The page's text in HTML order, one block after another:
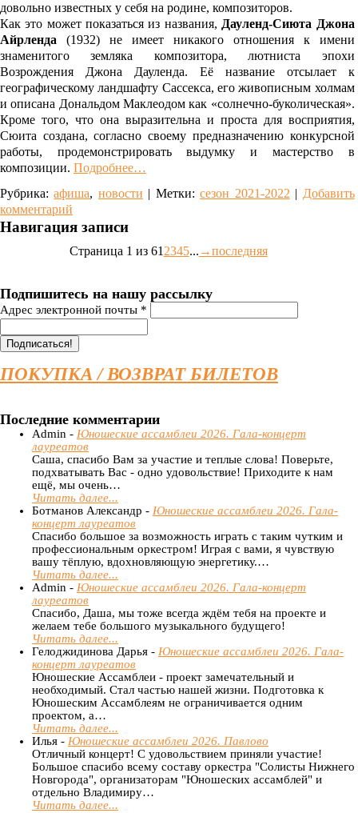
довольно известных у себя на родине, композиторов.
Как это может показаться из названия,Дауленд-Сиюта Джона
Айрленда (1932) не имеет никакого отношения к имени
знаменитого земляка композитора, лютниста эпохи
Возрождения Джона Дауленда. Её название отсылает к
географическому ландшафту Сассекса, его живописным холмам
и описана Дональдом Маклеодом как «солнечно-буколическая».
Кроме того, что она выразительна и проста для восприятия,
Сюита создана, согласно своему предназначению конкурсной
работы, продемонстрировать выдумку и мастерство в
композиции. Подробнее…
Рубрика: афиша, новости Метки: сезон 2021-2022| Добавить
комментарий
Навигация записи
Страница 1 из 612345... →последняя
Подпишитесь на нашу рассылку
Адрес электронной почты *
ПОКУПКА / ВОЗВРАТ БИЛЕТОВ
Последние комментарии
Admin - Юношеские ассамблеи 2026. Гала-концерт
лауреатов
Саша, спасибо Вам за участие и теплые слова! Поверьте,
подхватывать Вас - одно удовольствие! Приходите к нам
ещё, мы очень…
Читать далее...
Ботманов Александр - Юношеские ассамблеи 2026. Гала-
концерт лауреатов
Спасибо большое за возможность играть с таким чутким и
профессиональным оркестром! Играя с вами, я чувствую
вашу тёплую, вдохновляющую энергетику.…
Читать далее...
Admin - Юношеские ассамблеи 2026. Гала-концерт
лауреатов
Спасибо, Даша, мы тоже всегда ждём тебя на проекте и
желаем тебе большого музыкального будущего!
Читать далее...
Гелоджидинова Дарья - Юношеские ассамблеи 2026. Гала-
концерт лауреатов
Юношеские Ассамблеи - проект замечательный и
необходимый. Стал частью нашей жизни. Подготовка к
Юношеским Ассамблеям не ограничивается одним
проектом, а…
Читать далее...
Илья - Юношеские ассамблеи 2026. Павлово
Отличный концерт! С удовольствием приняли участие!
Большое спасибо всему составу оркестра "Солисты Нижнего
Новгорода", организаторам "Юношеских ассамблей" и
отдельно Владимиру…
Читать далее...